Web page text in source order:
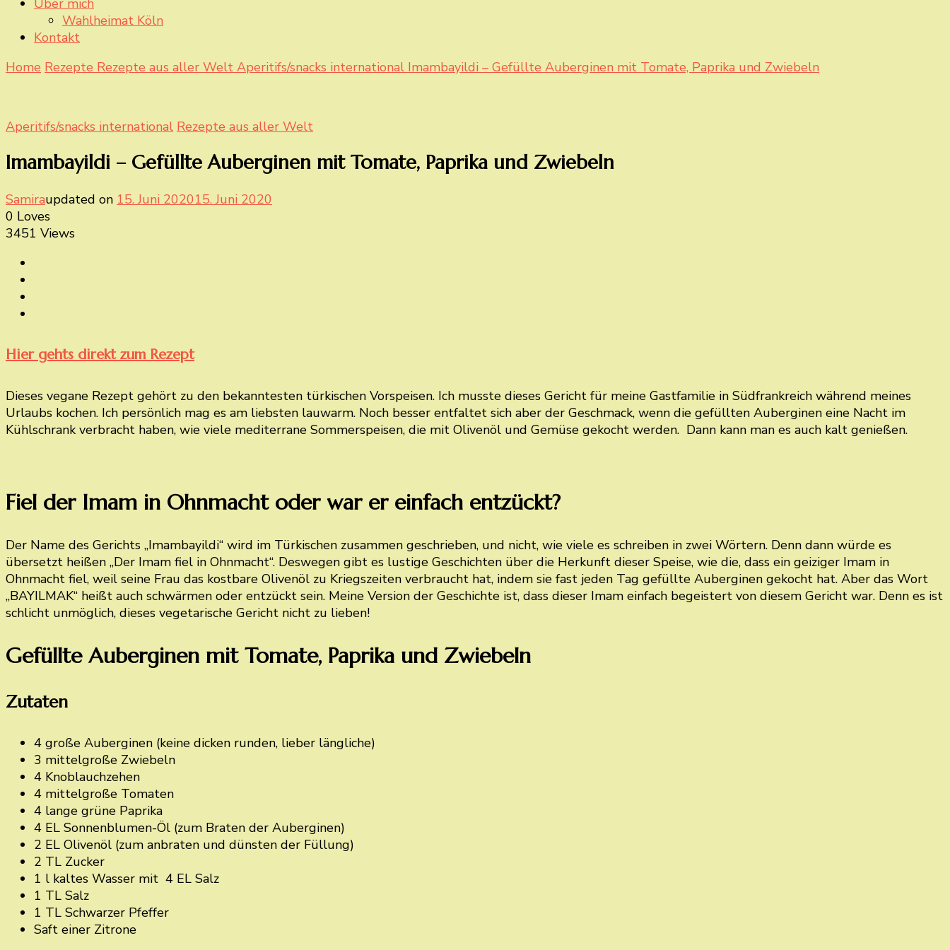
Über mich
Wahlheimat Köln
Kontakt
Home Rezepte Rezepte aus aller Welt Aperitifs/snacks international Imambayildi – Gefüllte Auberginen mit Tomate, Paprika und Zwiebeln
Aperitifs/snacks international Rezepte aus aller Welt
Imambayildi – Gefüllte Auberginen mit Tomate, Paprika und Zwiebeln
Samiraupdated on 15. Juni 202015. Juni 2020
0 Loves
3451 Views
Hier gehts direkt zum Rezept
Dieses vegane Rezept gehört zu den bekanntesten türkischen Vorspeisen. Ich musste dieses Gericht für meine Gastfamilie in Südfrankreich während meines
Urlaubs kochen. Ich persönlich mag es am liebsten lauwarm. Noch besser entfaltet sich aber der Geschmack, wenn die gefüllten Auberginen eine Nacht im
Kühlschrank verbracht haben, wie viele mediterrane Sommerspeisen, die mit Olivenöl und Gemüse gekocht werden. Dann kann man es auch kalt genießen.
Fiel der Imam in Ohnmacht oder war er einfach entzückt?
Der Name des Gerichts „Imambayildi“ wird im Türkischen zusammen geschrieben, und nicht, wie viele es schreiben in zwei Wörtern. Denn dann würde es
übersetzt heißen „Der Imam fiel in Ohnmacht“. Deswegen gibt es lustige Geschichten über die Herkunft dieser Speise, wie die, dass ein geiziger Imam in
Ohnmacht fiel, weil seine Frau das kostbare Olivenöl zu Kriegszeiten verbraucht hat, indem sie fast jeden Tag gefüllte Auberginen gekocht hat. Aber das Wort
„BAYILMAK“ heißt auch schwärmen oder entzückt sein. Meine Version der Geschichte ist, dass dieser Imam einfach begeistert von diesem Gericht war. Denn es ist
schlicht unmöglich, dieses vegetarische Gericht nicht zu lieben!
Gefüllte Auberginen mit Tomate, Paprika und Zwiebeln
Zutaten
4 große Auberginen (keine dicken runden, lieber längliche)
3 mittelgroße Zwiebeln
4 Knoblauchzehen
4 mittelgroße Tomaten
4 lange grüne Paprika
4 EL Sonnenblumen-Öl (zum Braten der Auberginen)
2 EL Olivenöl (zum anbraten und dünsten der Füllung)
2 TL Zucker
1 l kaltes Wasser mit 4 EL Salz
1 TL Salz
1 TL Schwarzer Pfeffer
Saft einer Zitrone